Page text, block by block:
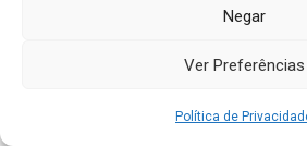
Negar
Ver Preferências
Política de
enquanto em Nova York a
A funcionalidade deAudiences